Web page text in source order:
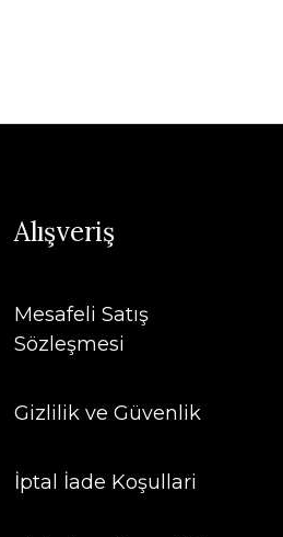
Alışveriş
Mesafeli Satış
Sözleşmesi
Gizlilik ve Güvenlik
İptal İade Koşullari